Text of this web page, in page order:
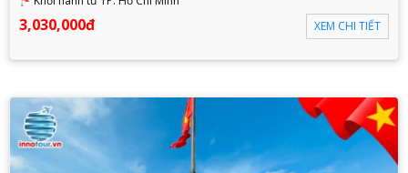
3,030,000đ XEM CHI TIẾT